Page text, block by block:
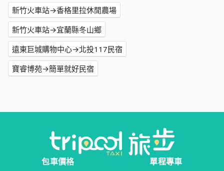
新竹火車站→香格里拉休閒農場
新竹火車站→宜蘭縣冬山鄉
遠東巨城購物中心→北投117民宿
寶睿博苑→簡單就好民宿
包車價格
單程專車